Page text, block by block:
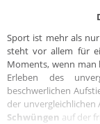
Sport ist mehr als
steht vor allem für
Moments, wenn
Erleben des
beschwerlichen
der
Schwüngen auf der